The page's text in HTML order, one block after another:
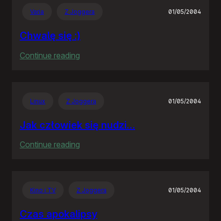
Varia Z Joggera 01/05/2004
Chwalę się :)
Continue reading
Linux Z Joggera 01/05/2004
Jak człowiek się nudzi…
Continue reading
nudzi…
Kino i TV Z Joggera 01/05/2004
Czas apokalipsy